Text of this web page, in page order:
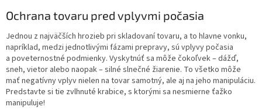
Ochrana tovaru pred vplyvmi počasia
Jednou z najväčších hrozieb pri skladovaní tovaru, a to hlavne vonku,
napríklad, medzi jednotlivými fázami prepravy, sú vplyvy počasia
a poveternostné podmienky. Vyskytnúť sa môže čokoľvek – dážď,
sneh, vietor alebo naopak – silné slnečné žiarenie. To všetko môže
mať negatívny vplyv nielen na tovar samotný, ale aj na jeho manipuláciu.
Predstavte si tie zvlhnuté krabice, s ktorými sa nesmierne ťažko
manipuluje!